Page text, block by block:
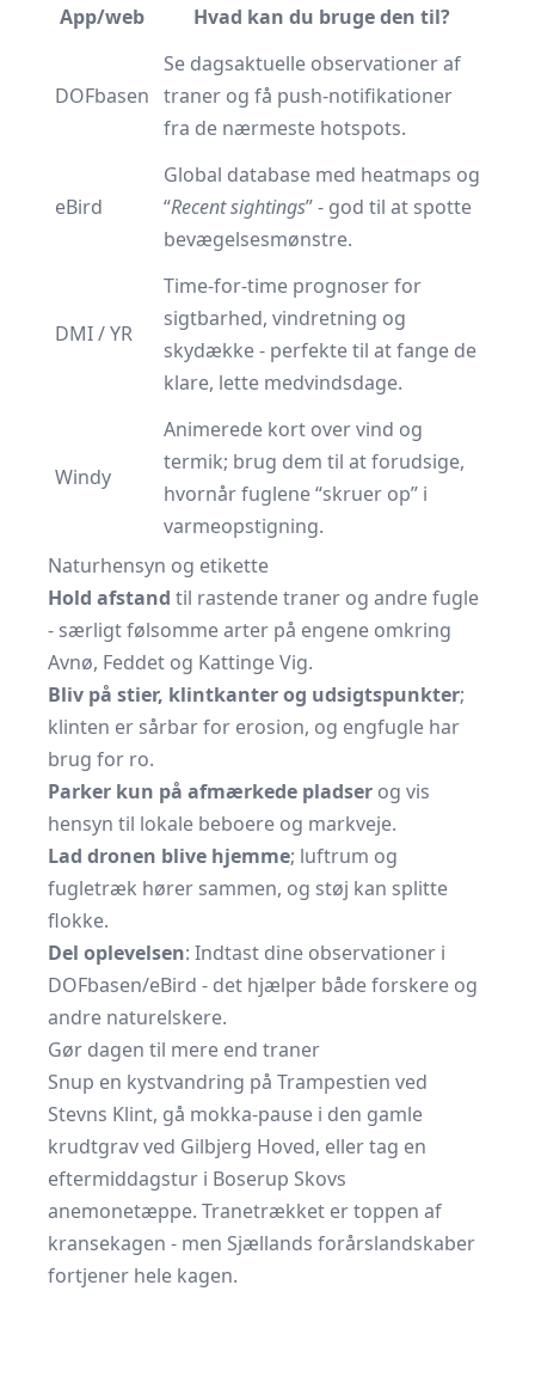
App/web
Hvad kan du bruge den til?
DOFbasen
Se dagsaktuelle observationer af
traner og få push-notifikationer
fra de nærmeste hotspots.
eBird
Global database med heatmaps og
“Recent sightings” - god til at spotte
bevægelsesmønstre.
DMI/YR
Time-for-time prognoser for
sigtbarhed, vindretning og
skydække - perfekte til at fange de
klare, lette medvindsdage.
Windy
Animerede kort over vind og
termik; brug dem til at forudsige,
hvornår fuglene “skruer op” i
varmeopstigning.
Naturhensyn og etikette
Hold afstand til rastende traner og andre fugle
- særligt følsomme arter på engene omkring
Avnø, Feddet og Kattinge Vig.
Bliv på stier, klintkanter og udsigtspunkter;
klinten er sårbar for erosion, og engfugle har
brug for ro.
Parker kun på afmærkede pladser og vis
hensyn til lokale beboere og markveje.
Lad dronen blive hjemme; luftrum og
fugletræk hører sammen, og støj kan splitte
flokke.
Del oplevelsen: Indtast dine observationer i
DOFbasen/eBird - det hjælper både forskere og
andre naturelskere.
Gør dagen til mere end traner
Snup en kystvandring på Trampestien ved
Stevns Klint, gå mokka-pause i den gamle
krudtgrav ved Gilbjerg Hoved, eller tag en
eftermiddagstur i Boserup Skovs
anemonetæppe. Tranetrækket er toppen af
kransekagen - men Sjællands forårslandskaber
fortjener hele kagen.